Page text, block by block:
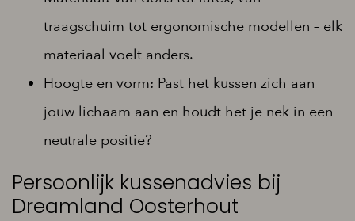
traagschuim tot ergonomische modellen – elk
materiaal voelt anders.
Hoogte en vorm: Past het kussen zich aan
jouw lichaam aan en houdt het je nek in een
neutrale positie?
Persoonlijk kussenadvies bij
Dreamland Oosterhout